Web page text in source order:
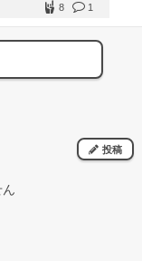
さい。（これはポ
者であるキョード
果たして"Let It
幻想的に彩られた
てくれたポールの
かもしれないとい
、デラサイコー
はポールもコーラ
た。ナゴヤドーム
サイコーのライブ
！」と言ってもら
1
8
投稿